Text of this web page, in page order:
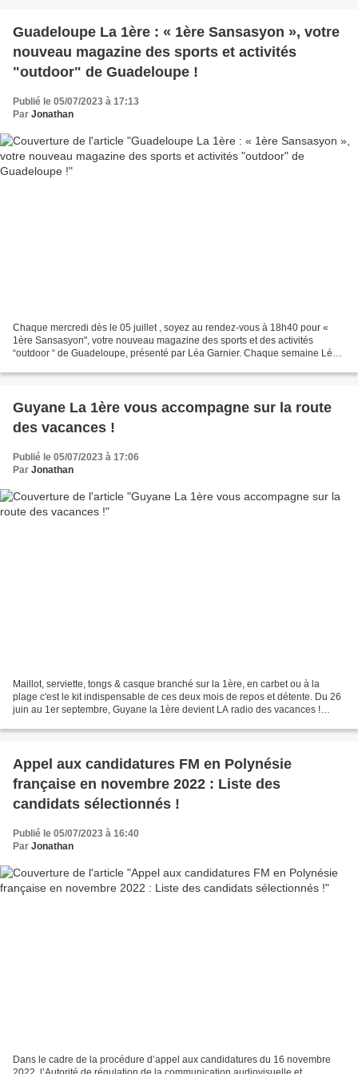
Guadeloupe La 1ère : « 1ère Sansasyon », votre
nouveau magazine des sports et activités
"outdoor" de Guadeloupe !
Publié le 05/07/2023 à 17:13
Par Jonathan
Chaque mercredi dès le 05 juillet , soyez au rendez-vous à 18h40 pour «
1ère Sansasyon", votre nouveau magazine des sports et des activités
“outdoor “ de Guadeloupe, présenté par Léa Garnier. Chaque semaine Léa,
Guyane La 1ère vous accompagne sur la route
des vacances !
Publié le 05/07/2023 à 17:06
Par Jonathan
Maillot, serviette, tongs & casque branché sur la 1ère, en carbet ou à la
plage c'est le kit indispensable de ces deux mois de repos et détente. Du 26
juin au 1er septembre, Guyane la 1ère devient LA radio des vacances !
Appel aux candidatures FM en Polynésie
française en novembre 2022 : Liste des
candidats sélectionnés !
Publié le 05/07/2023 à 16:40
Par Jonathan
Dans le cadre de la procédure d’appel aux candidatures du 16 novembre